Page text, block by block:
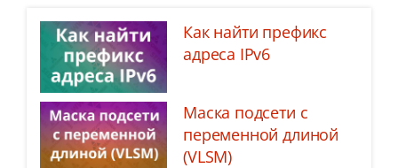
Как найти префикс
адреса IPv6
Маска подсети с
переменной длиной
(VLSM)